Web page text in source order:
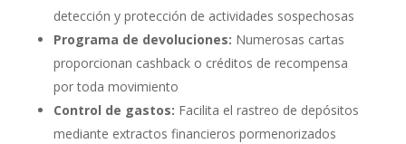
detección y protección de actividades sospechosas
Programa de devoluciones: Numerosas cartas
proporcionan cashback o créditos de recompensa
por toda movimiento
Control de gastos: Facilita el rastreo de depósitos
mediante extractos financieros pormenorizados